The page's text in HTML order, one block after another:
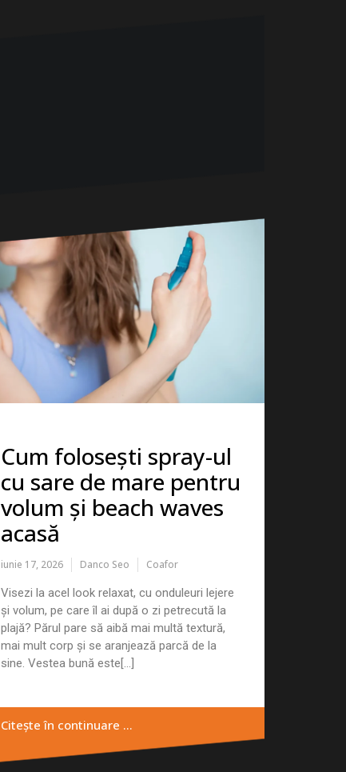
Cum folosești spray-ul
cu sare de mare pentru
volum și beach waves
acasă
iunie 17, 2026 Danco Seo Coafor
Visezi la acel look relaxat, cu onduleuri lejere
și volum, pe care îl ai după o zi petrecută la
plajă? Părul pare să aibă mai multă textură,
mai mult corp și se aranjează parcă de la
sine. Vestea bună este[...]
Citește în continuare …